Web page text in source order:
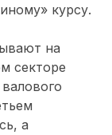
курсу.
на
секторе
а